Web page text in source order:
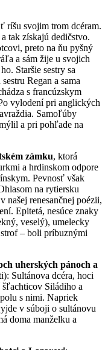
ríšu svojim trom dcéram.
tak získajú dedičstvo.
preto na ňu pyšný
a sám žije u svojich
Staršie sestry sa
Regan a sama
s francúzskym
vylodení pri anglických
Samoľúby
a pri pohľade na
zámku, ktorá
a hrdinskom odpore
Pevnosť však
na rytiersku
našej renesančnej poézii,
Epitetá, nesúce znaky
veselý), umelecky
– boli príbuznými
uherských pánoch a
Sultánova dcéra, hoci
šľachticov Siládiho a
s nimi. Napriek
v súboji o sultánovu
doma manželku a